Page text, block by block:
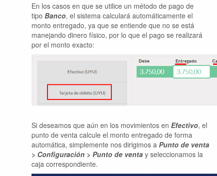
En los casos en que se utilice un método de pago de
tipo Banco, el sistema calculará automáticamente el
monto entregado, ya que se entiende que no se está
manejando dinero físico, por lo que el pago se realizará
por el monto exacto:
Si deseamos que aún en los movimientos en Efectivo, el
punto de venta calcule el monto entregado de forma
automática, simplemente nos dirigimos a Punto de venta
> Configuración > Punto de venta y seleccionamos la
caja correspondiente.